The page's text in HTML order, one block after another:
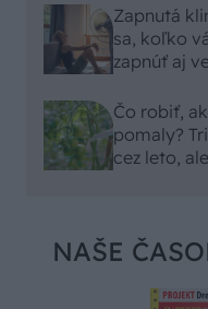
Zapnutá
sa, koľko
zapnúť aj
Čo robiť,
pomaly?
cez leto,
NAŠE